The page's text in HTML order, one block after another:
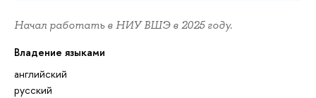
Начал работать в НИУ ВШЭ в 2025 году.
Владение языками
английский
русский